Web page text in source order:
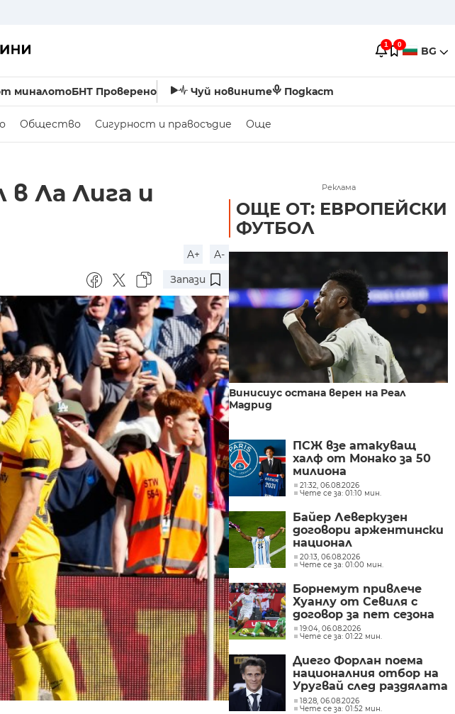
1 0 BG
миналотоБНТ Проверено Чуй новините Подкаст
Общество Сигурност и правосъдие Още
в Ла Лига и
A+
A-
Запази
Реклама
ОЩЕ ОТ: ЕВРОПЕЙСКИ
ФУТБОЛ
Винисиус остана верен на Реал
Мадрид
ПСЖ взе атакуващ
халф от Монако за 50
милиона
21:32, 06.08.2026
Чете се за: 01:10 мин.
Байер Леверкузен
договори аржентински
национал
20:13, 06.08.2026
Чете се за: 01:00 мин.
Борнемут привлече
Хуанлу от Севиля с
договор за пет сезона
19:04, 06.08.2026
Чете се за: 01:22 мин.
Диего Форлан поема
националния отбор на
Уругвай след раздялата
с Марсело Биелса
18:28, 06.08.2026
Чете се за: 01:52 мин.